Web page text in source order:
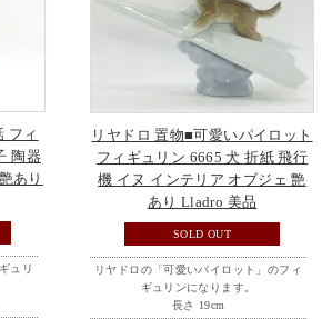
フィ
陶器
あり
ュリ
リヤドロ 置物■可愛いパイロット
フィギュリン 6665 犬 折紙 飛行
機 イヌ インテリア オブジェ 艶
あり Lladro 美品
SOLD OUT
リヤドロの「可愛いパイロット」のフィ
ギュリンになります。
長さ 19cm